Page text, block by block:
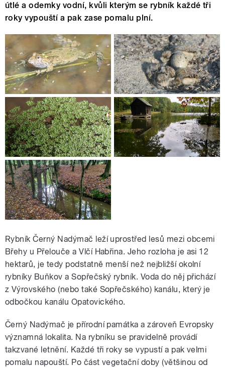
útlé a odemky vodní, kvůli kterým se rybník každé tři
roky vypouští a pak zase pomalu plní.
Rybník Černý Nadýmač leží uprostřed lesů mezi obcemi
Břehy u Přelouče a Vlčí Habřina. Jeho rozloha je asi 12
hektarů, je tedy podstatně menší než nejbližší okolní
rybníky Buňkov a Sopřečský rybník. Voda do něj přichází
z Výrovského (nebo také Sopřečského) kanálu, který je
odbočkou kanálu Opatovického.
Černý Nadýmač je přírodní památka a zároveň Evropsky
významná lokalita. Na rybníku se pravidelně provádí
takzvané letnění. Každé tři roky se vypustí a pak velmi
pomalu napouští. Po část vegetační doby (většinou od